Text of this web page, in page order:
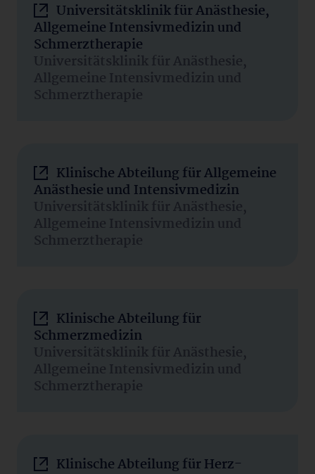
Universitätsklinik für Anästhesie,
Allgemeine Intensivmedizin und
Schmerztherapie
Universitätsklinik für Anästhesie,
Allgemeine Intensivmedizin und
Schmerztherapie
Klinische Abteilung für Allgemeine
Anästhesie und Intensivmedizin
Universitätsklinik für Anästhesie,
Allgemeine Intensivmedizin und
Schmerztherapie
Klinische Abteilung für
Schmerzmedizin
Universitätsklinik für Anästhesie,
Allgemeine Intensivmedizin und
Schmerztherapie
Klinische Abteilung für Herz-